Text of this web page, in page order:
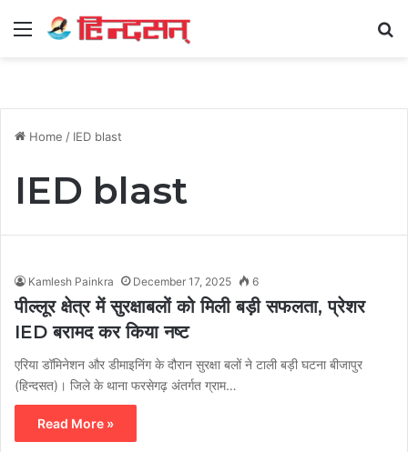
Menu
Home / IED blast
IED blast
Kamlesh Painkra December 17, 2025 6
पील्लूर क्षेत्र में सुरक्षाबलों को मिली बड़ी सफलता, प्रेशर
IED बरामद कर किया नष्ट
एरिया डॉमिनेशन और डीमाइनिंग के दौरान सुरक्षा बलों ने टाली बड़ी घटना बीजापुर
(हिन्दसत)। जिले के थाना फरसेगढ़ अंतर्गत ग्राम…
Read More »